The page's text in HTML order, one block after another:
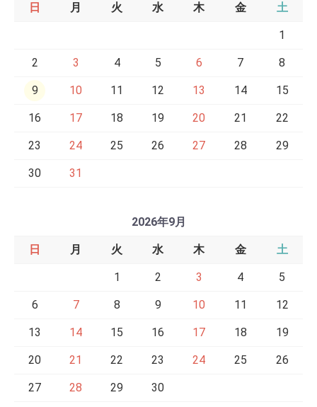
日 月 火 水 木 金 土
1
2 3 4 5 6 7 8
9 10 11 12 13 14 15
16 17 18 19 20 21 22
23 24 25 26 27 28 29
30 31
2026年9月
日 月 火 水 木 金 土
1 2 3 4 5
6 7 8 9 10 11 12
13 14 15 16 17 18 19
20 21 22 23 24 25 26
27 28 29 30